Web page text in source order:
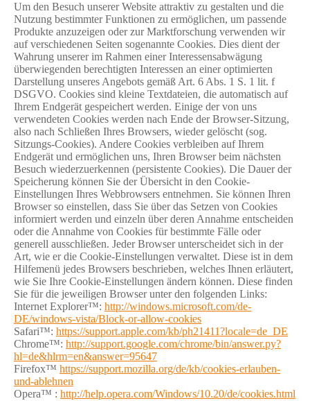
Um den Besuch unserer Website attraktiv zu gestalten und die
Nutzung bestimmter Funktionen zu ermöglichen, um passende
Produkte anzuzeigen oder zur Marktforschung verwenden wir
auf verschiedenen Seiten sogenannte Cookies. Dies dient der
Wahrung unserer im Rahmen einer Interessensabwägung
überwiegenden berechtigten Interessen an einer optimierten
Darstellung unseres Angebots gemäß Art. 6 Abs. 1 S. 1 lit. f
DSGVO. Cookies sind kleine Textdateien, die automatisch auf
Ihrem Endgerät gespeichert werden. Einige der von uns
verwendeten Cookies werden nach Ende der Browser-Sitzung,
also nach Schließen Ihres Browsers, wieder gelöscht (sog.
Sitzungs-Cookies). Andere Cookies verbleiben auf Ihrem
Endgerät und ermöglichen uns, Ihren Browser beim nächsten
Besuch wiederzuerkennen (persistente Cookies). Die Dauer der
Speicherung können Sie der Übersicht in den Cookie-
Einstellungen Ihres Webbrowsers entnehmen. Sie können Ihren
Browser so einstellen, dass Sie über das Setzen von Cookies
informiert werden und einzeln über deren Annahme entscheiden
oder die Annahme von Cookies für bestimmte Fälle oder
generell ausschließen. Jeder Browser unterscheidet sich in der
Art, wie er die Cookie-Einstellungen verwaltet. Diese ist in dem
Hilfemenü jedes Browsers beschrieben, welches Ihnen erläutert,
wie Sie Ihre Cookie-Einstellungen ändern können. Diese finden
Sie für die jeweiligen Browser unter den folgenden Links:
Internet Explorer™: http://windows.microsoft.com/de-
DE/windows-vista/Block-or-allow-cookies
Safari™: https://support.apple.com/kb/ph21411?locale=de_DE
Chrome™: http://support.google.com/chrome/bin/answer.py?
hl=de&hlrm=en&answer=95647
Firefox™ https://support.mozilla.org/de/kb/cookies-erlauben-
und-ablehnen
Opera™ : http://help.opera.com/Windows/10.20/de/cookies.html